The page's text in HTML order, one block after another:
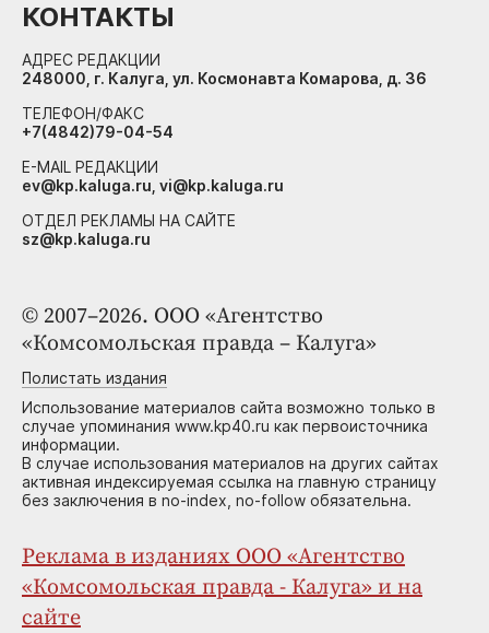
© 2007–2026. ООО «Агентство
«Комсомольская правда – Калуга»
Полистать издания
Использование материалов сайта возможно только в
случае упоминания www.kp40.ru как первоисточника
информации.
В случае использования материалов на других сайтах
активная индексируемая ссылка на главную страницу
без заключения в no-index, no-follow обязательна.
Реклама в изданиях ООО «Агентство
«Комсомольская правда - Калуга» и на
сайте
КОНТАКТЫ
АДРЕС РЕДАКЦИИ
248000, г. Калуга, ул. Космонавта Комарова, д. 36
ТЕЛЕФОН/ФАКС
+7(4842)79-04-54
E-MAIL РЕДАКЦИИ
ev@kp.kaluga.ru, vi@kp.kaluga.ru
ОТДЕЛ РЕКЛАМЫ НА САЙТЕ
sz@kp.kaluga.ru